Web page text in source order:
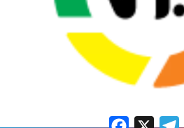
Facebook
X